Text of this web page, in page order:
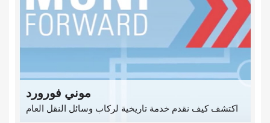
موني فورورد
اكتشف كيف نقدم خدمة تاريخية لركاب وسائل النقل العام